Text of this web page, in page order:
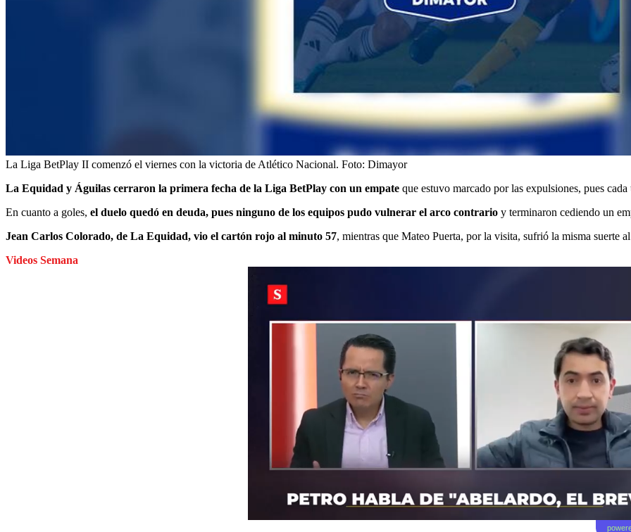
La Liga BetPlay II comenzó el viernes con la victoria de Atlético Nacional. Foto: Dimayor
La Equidad y Águilas cerraron la primera fecha de la Liga BetPlay con un empate que estuvo marcado por las expulsiones, pues
En cuanto a goles, el duelo quedó en deuda, pues ninguno de los equipos pudo vulnerar el arco contrario y terminaron cediendo un
Jean Carlos Colorado, de La Equidad, vio el cartón rojo al minuto 57, mientras que Mateo Puerta, por la visita, sufrió la misma suerte
Videos Semana